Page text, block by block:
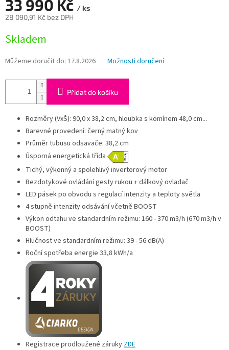
33 990 Kč / ks
28 090,91 Kč bez DPH
cena:
Skladem
Můžeme doručit do: 17.8.2026 Možnosti doručení
Přidat do košíku
Rozměry (VxŠ): 90,0 x 38,2 cm, hloubka s komínem 48,0 cm...
Barevné provedení: černý matný kov
Průměr tubusu odsavače: 38,2 cm
Úsporná energetická třída
Tichý, výkonný a spolehlivý invertorový motor
Bezdotykové ovládání gesty rukou + dálkový ovladač
LED pásek po obvodu s regulací intenzity a teploty světla
4 stupně intenzity odsávání včetně BOOST
Výkon odtahu ve standardním režimu: 160 - 370 m3/h (670 m3/h v
BOOST)
Hlučnost ve standardním režimu: 39 - 56 dB(A)
Roční spotřeba energie 33,8 kWh/a
Registrace prodloužené záruky ZDE